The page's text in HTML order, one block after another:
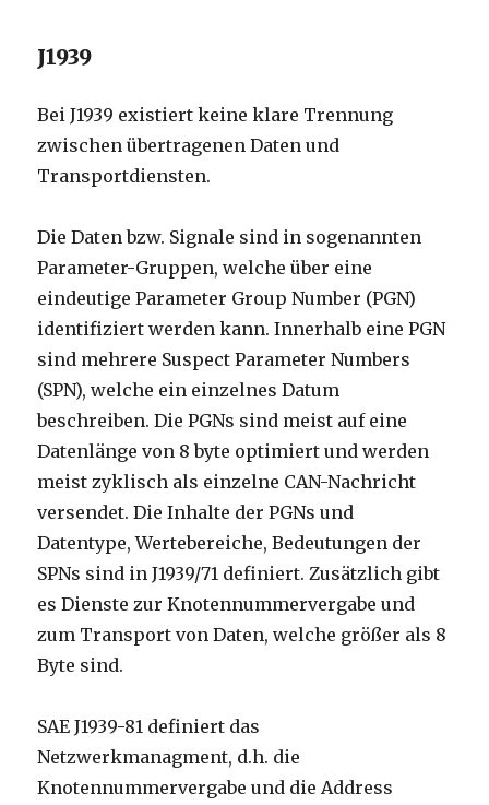
J1939
Bei J1939 existiert keine klare Trennung
zwischen übertragenen Daten und
Transportdiensten.
Die Daten bzw. Signale sind in sogenannten
Parameter-Gruppen, welche über eine
eindeutige Parameter Group Number (PGN)
identifiziert werden kann. Innerhalb eine PGN
sind mehrere Suspect Parameter Numbers
(SPN), welche ein einzelnes Datum
beschreiben. Die PGNs sind meist auf eine
Datenlänge von 8 byte optimiert und werden
meist zyklisch als einzelne CAN-Nachricht
versendet. Die Inhalte der PGNs und
Datentype, Wertebereiche, Bedeutungen der
SPNs sind in J1939/71 definiert. Zusätzlich gibt
es Dienste zur Knotennummervergabe und
zum Transport von Daten, welche größer als 8
Byte sind.
SAE J1939-81 definiert das
Netzwerkmanagment, d.h. die
Knotennummervergabe und die Address